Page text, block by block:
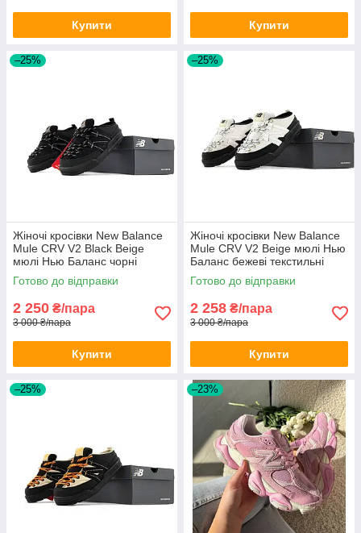
Купити Купити
–25%
Жіночі кросівки New Balance
Mule CRV V2 Black Beige
мюлі Нью Баланс чорні
текстильні
Готово до відправки
2 250 ₴/пара
3 000 ₴/пара
Купити
–25%
Жіночі кросівки New Balance
Mule CRV V2 Beige мюлі Нью
Баланс бежеві текстильні
Готово до відправки
2 258 ₴/пара
3 000 ₴/пара
Купити
–25% –23%